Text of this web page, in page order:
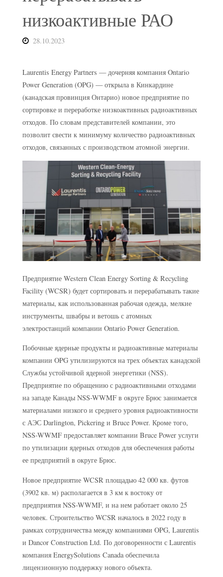
низкоактивные РАО
28.10.2023
Laurentis Energy Partners — дочерняя компания Ontario
Power Generation (OPG) — открыла в Кинкардине
(канадская провинция Онтарио) новое предприятие по
сортировке и переработке низкоактивных радиоактивных
отходов. По словам представителей компании, это
позволит свести к минимуму количество радиоактивных
отходов, связанных с производством атомной энергии.
Предприятие Western Clean Energy Sorting & Recycling
Facility (WCSR) будет сортировать и перерабатывать такие
материалы, как использованная рабочая одежда, мелкие
инструменты, швабры и ветошь с атомных
электростанций компании Ontario Power Generation.
Побочные ядерные продукты и радиоактивные материалы
компании OPG утилизируются на трех объектах канадской
Службы устойчивой ядерной энергетики (NSS).
Предприятие по обращению с радиоактивными отходами
на западе Канады NSS-WWMF в округе Брюс занимается
материалами низкого и среднего уровня радиоактивности
с АЭС Darlington, Pickering и Bruce Power. Кроме того,
NSS-WWMF предоставляет компании Bruce Power услуги
по утилизации ядерных отходов для обеспечения работы
ее предприятий в округе Брюс.
Новое предприятие WCSR площадью 42 000 кв. футов
(3902 кв. м) располагается в 3 км к востоку от
предприятия NSS-WWMF, и на нем работает около 25
человек. Строительство WCSR началось в 2022 году в
рамках сотрудничества между компаниями OPG, Laurentis
и Dancor Construction Ltd. По договоренности с Laurentis
компания EnergySolutions Canada обеспечила
лицензионную поддержку нового объекта.